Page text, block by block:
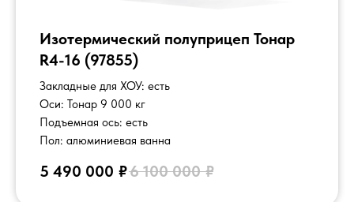
Изотермический полуприцеп Тонар
R4-16 (97855)
Закладные для ХОУ: есть
Оси: Тонар 9 000 кг
Подъемная ось: есть
Пол: алюминиевая ванна
5 490 000 ₽6 100 000 ₽
проспект Мира 102кБ
мы в соц. сетях:
КОНТАКТЫ